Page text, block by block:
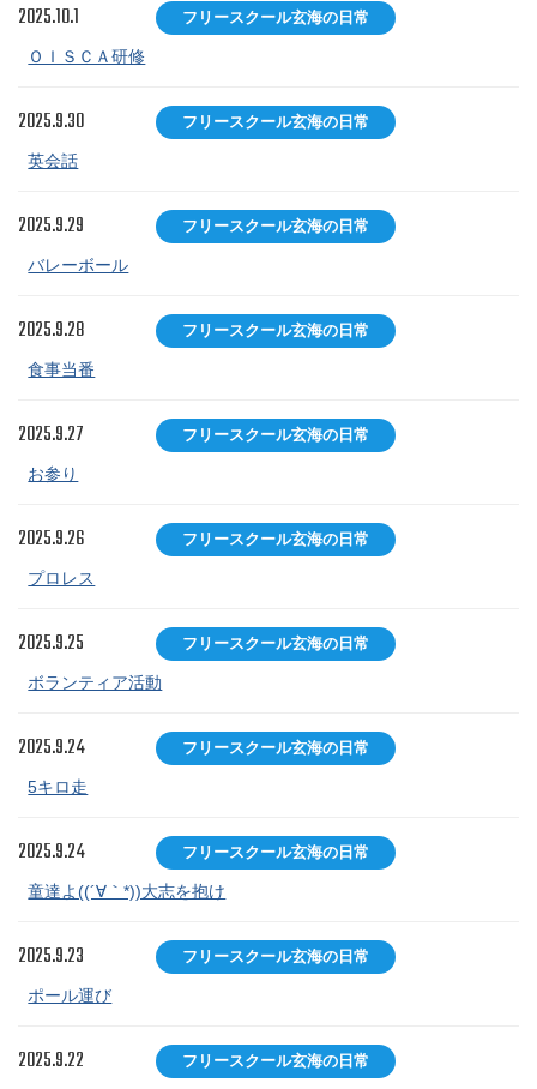
2025.10.1 フリースクール玄海の日常
ＯＩＳＣＡ研修
2025.9.30 フリースクール玄海の日常
英会話
2025.9.29 フリースクール玄海の日常
バレーボール
2025.9.28 フリースクール玄海の日常
食事当番
2025.9.27 フリースクール玄海の日常
お参り
2025.9.26 フリースクール玄海の日常
プロレス
2025.9.25 フリースクール玄海の日常
ボランティア活動
2025.9.24 フリースクール玄海の日常
5キロ走
2025.9.24 フリースクール玄海の日常
童達よ((´∀｀*))大志を抱け
2025.9.23 フリースクール玄海の日常
ポール運び
2025.9.22 フリースクール玄海の日常